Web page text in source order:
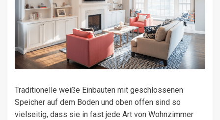
Traditionelle weiße Einbauten mit geschlossenen
Speicher auf dem Boden und oben offen sind so
vielseitig, dass sie in fast jede Art von Wohnzimmer